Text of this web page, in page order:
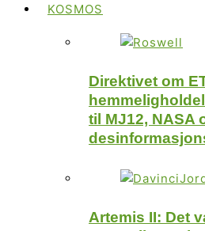
KOSMOS
Direktivet om
til MJ12, NASA
Artemis II: Det